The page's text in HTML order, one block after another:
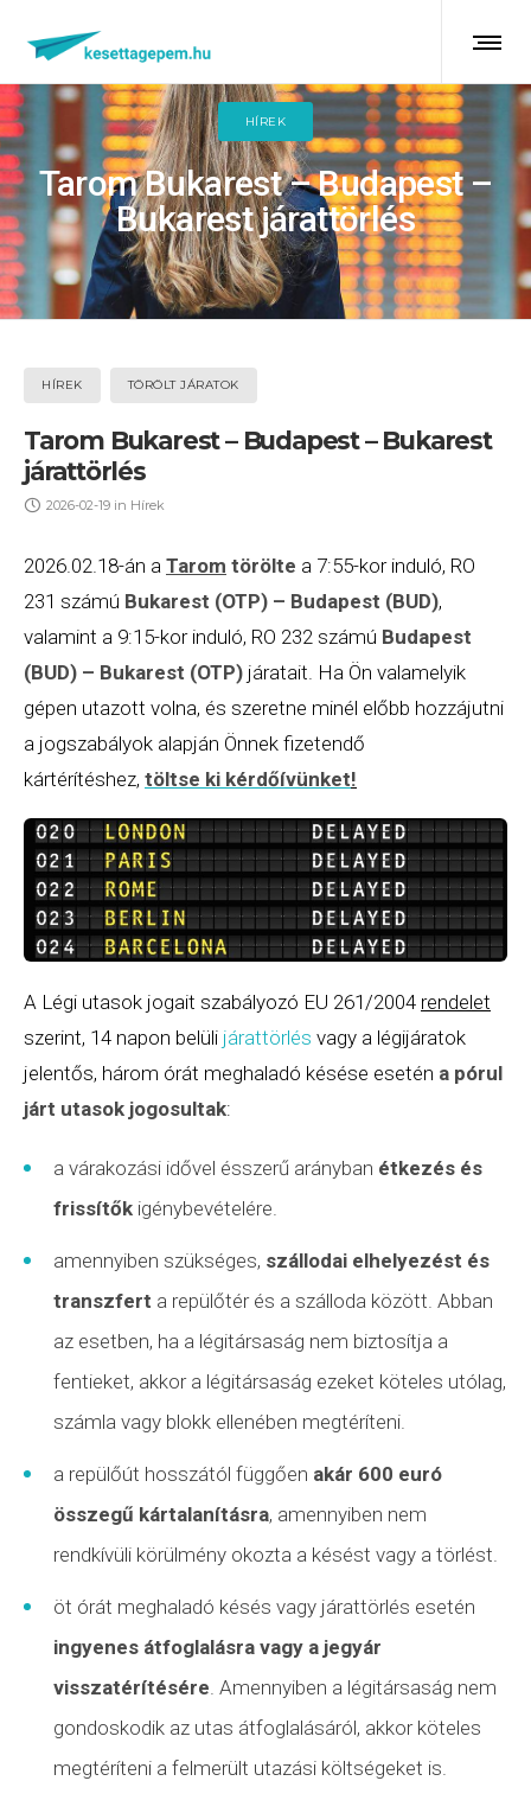
HÍREK
Tarom Bukarest – Budapest –
Bukarest járattörlés
HÍREK TÖRÖLT JÁRATOK
Tarom Bukarest – Budapest – Bukarest
járattörlés
2026-02-19 in Hírek
2026.02.18-án a Tarom törölte a 7:55-kor induló, RO
231 számú Bukarest (OTP) – Budapest (BUD),
valamint a 9:15-kor induló, RO 232 számú Budapest
(BUD) – Bukarest (OTP) járatait. Ha Ön valamelyik
gépen utazott volna, és szeretne minél előbb hozzájutni
a jogszabályok alapján Önnek fizetendő
kártérítéshez, töltse ki kérdőívünket!
A Légi utasok jogait szabályozó EU 261/2004 rendelet
szerint, 14 napon belüli járattörlés vagy a légijáratok
jelentős, három órát meghaladó késése esetén a pórul
járt utasok jogosultak:
a várakozási idővel ésszerű arányban étkezés és
frissítők igénybevételére.
amennyiben szükséges, szállodai elhelyezést és
transzfert a repülőtér és a szálloda között. Abban
az esetben, ha a légitársaság nem biztosítja a
fentieket, akkor a légitársaság ezeket köteles utólag,
számla vagy blokk ellenében megtéríteni.
a repülőút hosszától függően akár 600 euró
összegű kártalanításra, amennyiben nem
rendkívüli körülmény okozta a késést vagy a törlést.
öt órát meghaladó késés vagy járattörlés esetén
ingyenes átfoglalásra vagy a jegyár
visszatérítésére . Amennyiben a légitársaság nem
gondoskodik az utas átfoglalásáról, akkor köteles
megtéríteni a felmerült utazási költségeket is.